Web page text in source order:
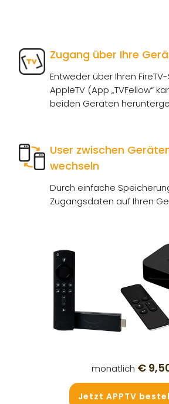
Mobile Live TV Erweiterung
In Ihrem IPTV-Vertrag ist das
mobilen Geräten inkludiert, die
Geräte erhöht werden.
Genügend Speicherplatz für Ihre
sichern (im Vertrag sind 20h
Erweiterungen sind in 20h-
100h möglich.
Zusätzliche Sender sind in
Spanisch und Russisch beziehbar
Zugang über Ihre
Entweder über Ihren
AppleTV (App „TVFellow“
beiden Geräten
User zwischen
wechseln
Durch einfache
Zugangsdaten auf Ihren
monatlich €
Jetzt APPTV